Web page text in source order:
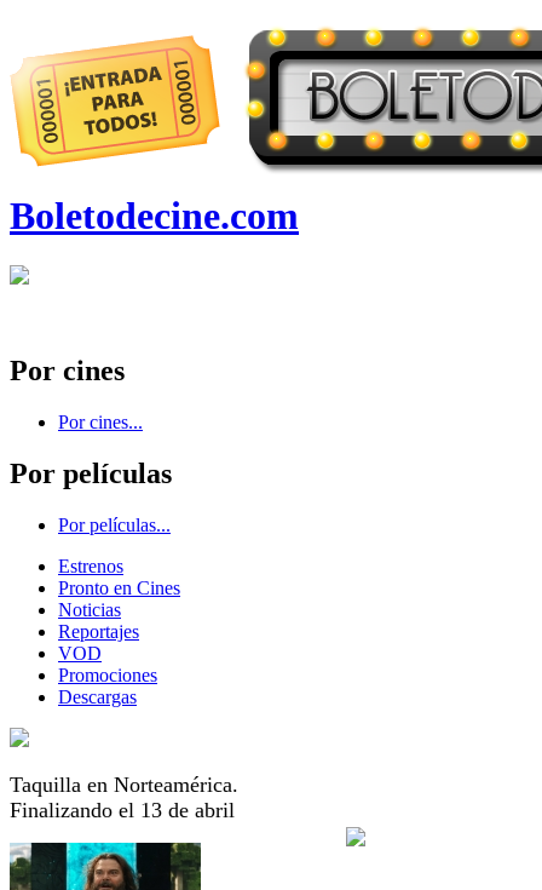
Boletodecine.com
Por cines
Por cines...
Por películas
Por películas...
Estrenos
Pronto en Cines
Noticias
Reportajes
VOD
Promociones
Descargas
Taquilla en Norteamérica.
Finalizando el 13 de abril